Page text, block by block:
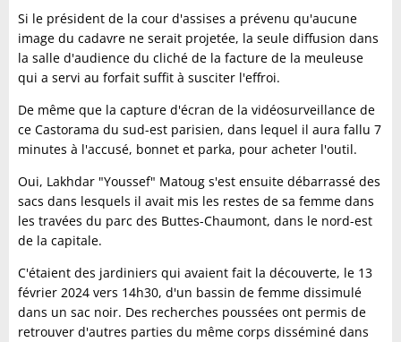
Si le président de la cour d'assises a prévenu qu'aucune
image du cadavre ne serait projetée, la seule diffusion dans
la salle d'audience du cliché de la facture de la meuleuse
qui a servi au forfait suffit à susciter l'effroi.
De même que la capture d'écran de la vidéosurveillance de
ce Castorama du sud-est parisien, dans lequel il aura fallu 7
minutes à l'accusé, bonnet et parka, pour acheter l'outil.
Oui, Lakhdar "Youssef" Matoug s'est ensuite débarrassé des
sacs dans lesquels il avait mis les restes de sa femme dans
les travées du parc des Buttes-Chaumont, dans le nord-est
de la capitale.
C'étaient des jardiniers qui avaient fait la découverte, le 13
février 2024 vers 14h30, d'un bassin de femme dissimulé
dans un sac noir. Des recherches poussées ont permis de
retrouver d'autres parties du même corps disséminé dans